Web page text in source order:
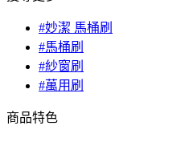
#妙潔 馬桶刷
#馬桶刷
#紗窗刷
#萬用刷
商品特色